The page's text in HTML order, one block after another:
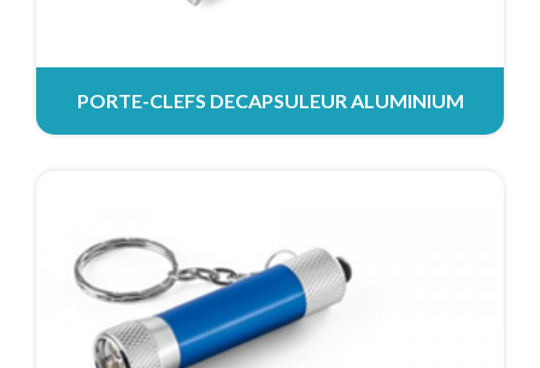
PORTE-CLEFS DECAPSULEUR ALUMINIUM